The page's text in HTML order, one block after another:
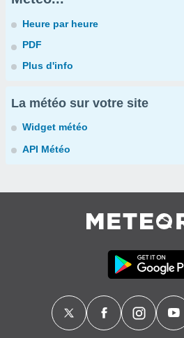
Heure par heure
PDF
Plus d'info
La météo sur votre site
Widget météo
API Météo